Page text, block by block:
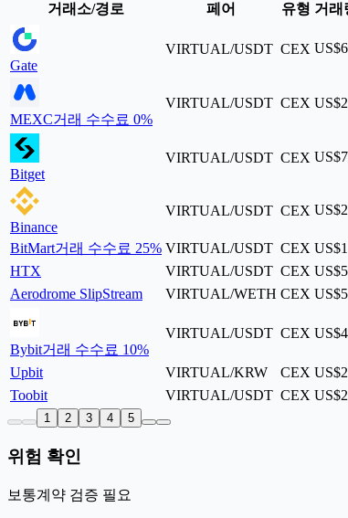
거래소/경로 페어 유형 거래
Gate
VIRTUAL/USDT CEX
MEXC거래 수수료 0%
VIRTUAL/USDT CEX
Bitget
VIRTUAL/USDT CEX
Binance
VIRTUAL/USDT CEX
BitMart거래 수수료 25% VIRTUAL/USDT CEX
HTX
VIRTUAL/USDT CEX
Aerodrome SlipStream
VIRTUAL/WETH CEX
Bybit거래 수수료 10%
VIRTUAL/USDT CEX
Upbit VIRTUAL/KRW CEX
Toobit
VIRTUAL/USDT CEX
1 2 3 4 5
위험 확인
보통계약 검증 필요